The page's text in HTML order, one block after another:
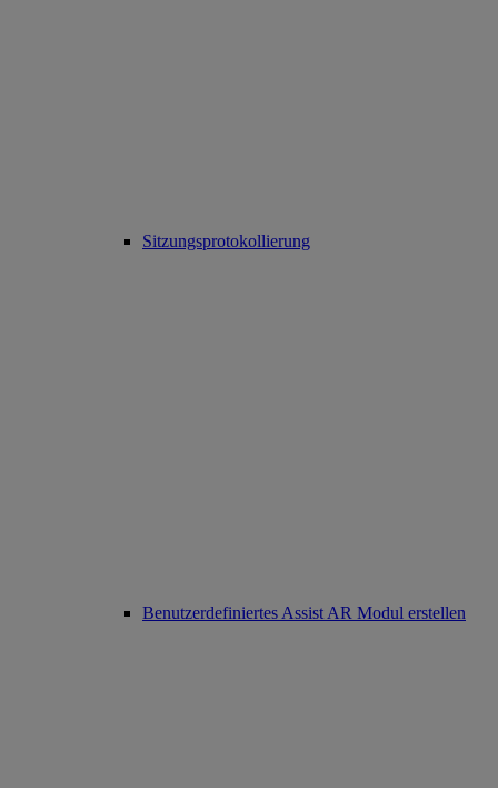
Sitzungsprotokollierung
Benutzerdefiniertes Assist AR Modul erstellen